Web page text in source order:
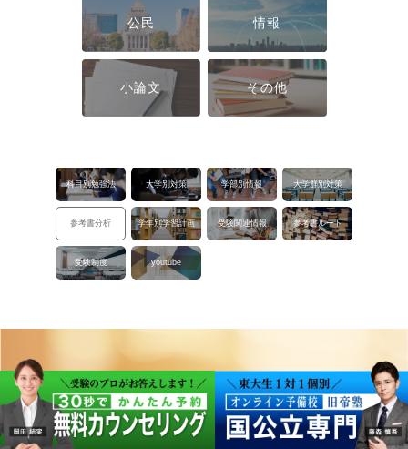
公民 情報
小論文 その他
科目別勉強法 大学別対策 学部別情報 大学群別対策
参考書分析 学年別学習計画 受験関連情報 参考書ルート
受験制度 youtube